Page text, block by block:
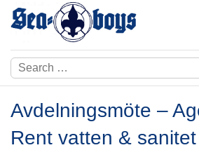
Skip
Search
for:
Avdelningsmöte –
Rent vatten & sanitet